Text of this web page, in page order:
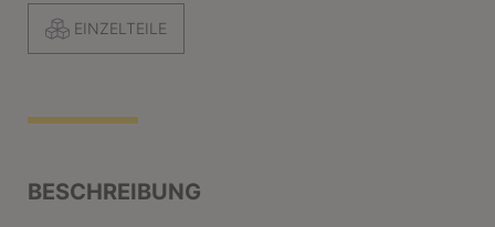
EINZELTEILE
BESCHREIBUNG